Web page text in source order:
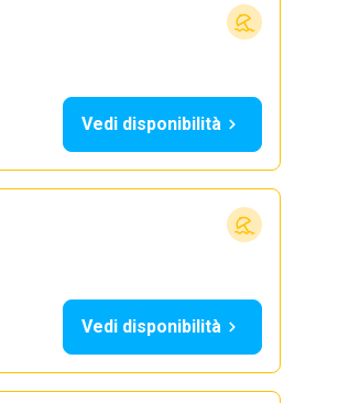
Vedi disponibilità
Vedi disponibilità